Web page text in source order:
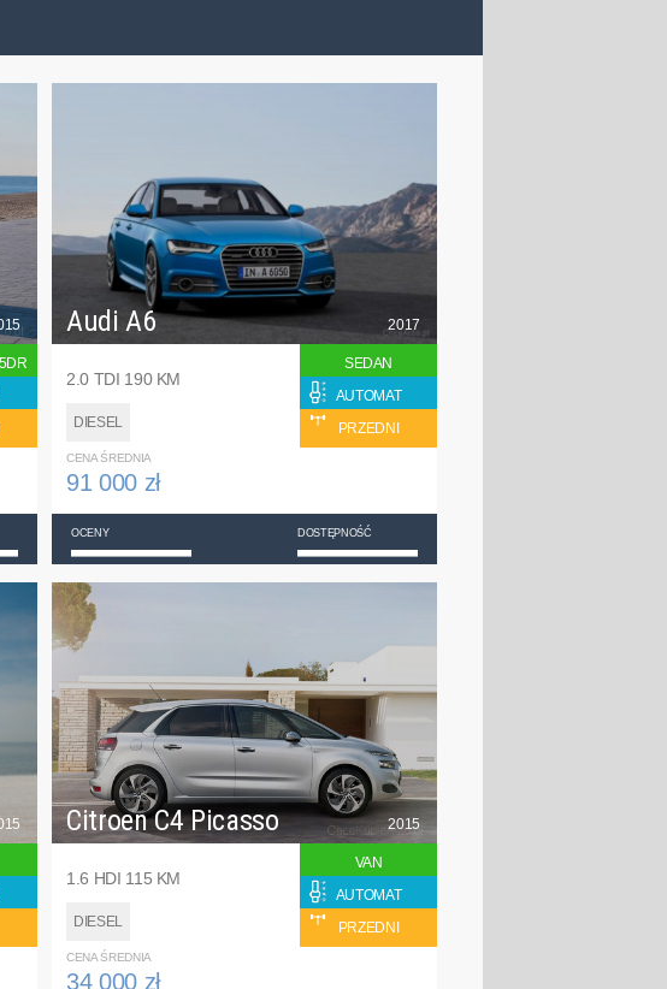
Audi A6
2.0 TDI 190 KM
DIESEL
2017
SEDAN
AUTOMAT
PRZEDNI
CENA ŚREDNIA
91 000 zł
OCENY DOSTĘPNOŚĆ
Citroen C4 Picasso
1.6 HDI 115 KM
DIESEL
2015
VAN
AUTOMAT
PRZEDNI
CENA ŚREDNIA
34 000 zł